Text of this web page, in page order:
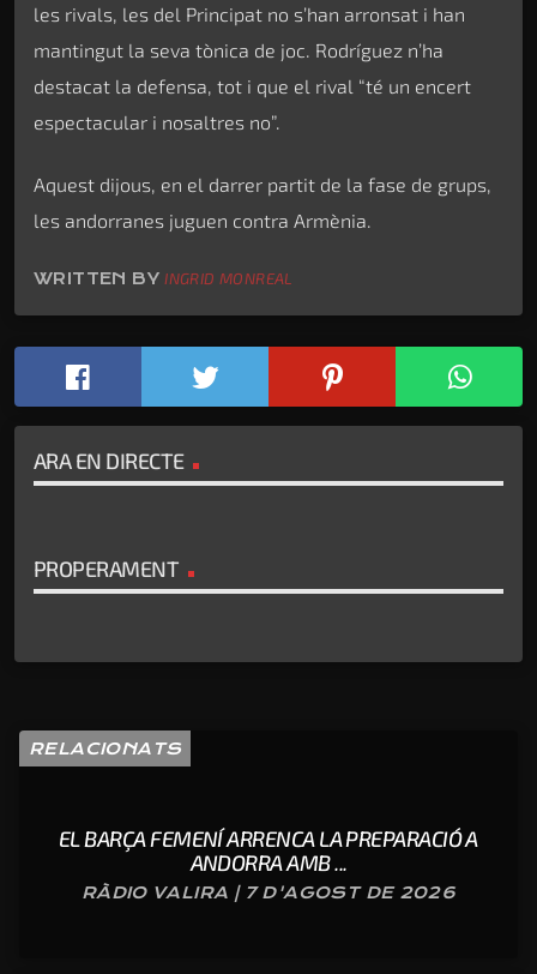
les rivals, les del Principat no s’han arronsat i han
mantingut la seva tònica de joc. Rodríguez n’ha
destacat la defensa, tot i que el rival “té un encert
espectacular i nosaltres no”.
Aquest dijous, en el darrer partit de la fase de grups,
les andorranes juguen contra Armènia.
WRITTEN BYINGRID MONREAL
ARA EN DIRECTE
PROPERAMENT
RELACIONATS
EL BARÇA FEMENÍ ARRENCA LA PREPARACIÓ A
ANDORRA AMB ...
RÀDIO VALIRA | 7 D'AGOST DE 2026